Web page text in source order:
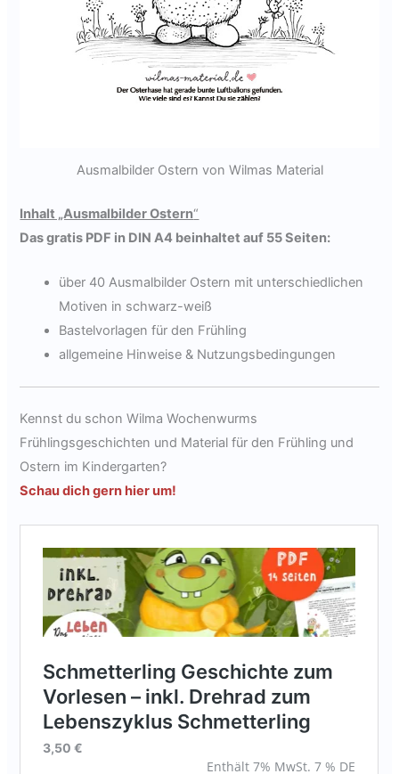
Ausmalbilder Ostern von Wilmas Material
Inhalt „Ausmalbilder Ostern“
Das gratis PDF in DIN A4 beinhaltet auf 55 Seiten:
über 40 Ausmalbilder Ostern mit unterschiedlichen
Motiven in schwarz-weiß
Bastelvorlagen für den Frühling
allgemeine Hinweise & Nutzungsbedingungen
Kennst du schon Wilma Wochenwurms
Frühlingsgeschichten und Material für den Frühling und
Ostern im Kindergarten?
Schau dich gern hier um!